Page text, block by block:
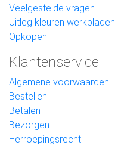
Veelgestelde vragen
Uitleg kleuren werkbladen
Opkopen
Klantenservice
Algemene voorwaarden
Bestellen
Betalen
Bezorgen
Herroepingsrecht